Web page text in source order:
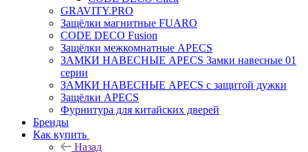
GRAVITY.PRO
Защёлки магнитные FUARO
CODE DECO Fusion
Защёлки межкомнатные APECS
ЗАМКИ НАВЕСНЫЕ APECS Замки навесные 01
серии
ЗАМКИ НАВЕСНЫЕ APECS с защитой дужки
Защёлки APECS
Фурнитура для китайских дверей
Бренды
Как купить
Назад